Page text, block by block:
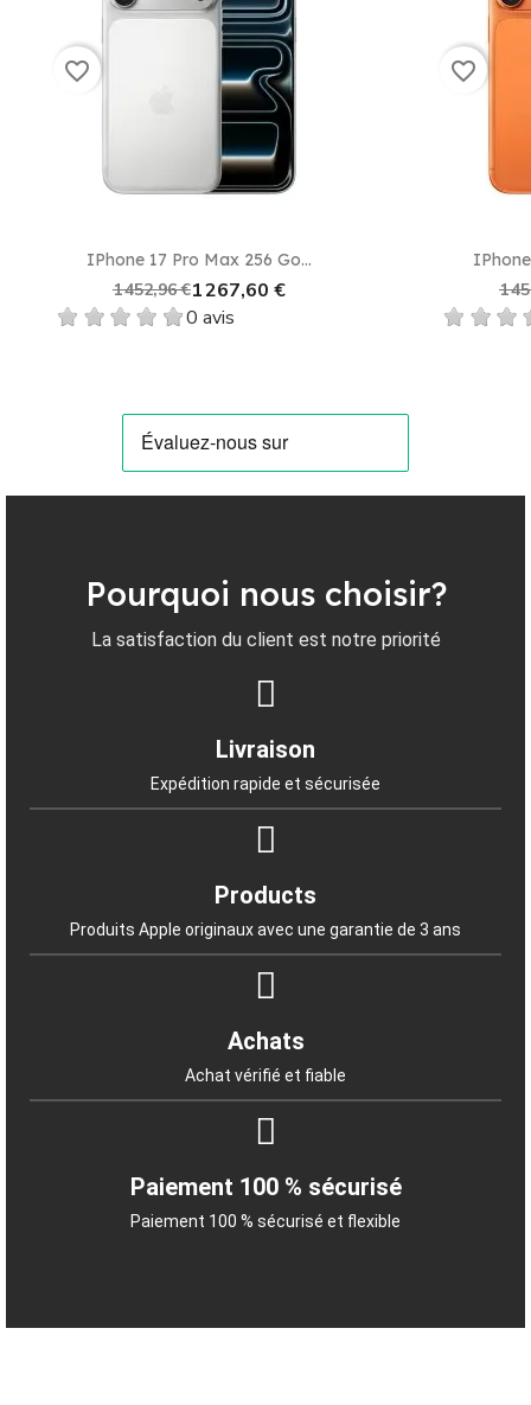
IPhone 17 Pro Max 256 Go...
1 452,96 €1 267,60 €
0 avis
favorite_border
1
favorite_border
Pourquoi nous choisir?
La satisfaction du client est notre priorité
Livraison
Expédition rapide et sécurisée
Products
Produits Apple originaux avec une garantie de 3 ans
Achats
Achat vérifié et fiable
Paiement 100 % sécurisé
Paiement 100 % sécurisé et flexible